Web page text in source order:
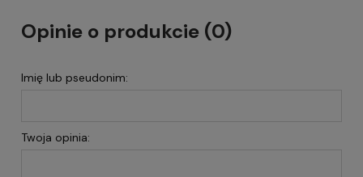
Opinie o produkcie (0)
Imię lub pseudonim:
Twoja opinia: